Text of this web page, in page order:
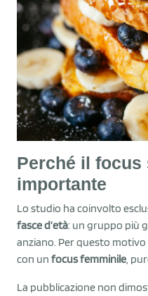
Perché il focus
importante
Lo studio ha coinvolto
fasce d’età: un gruppo più
anziano. Per questo
con un focus femminile ,
La pubblicazione non